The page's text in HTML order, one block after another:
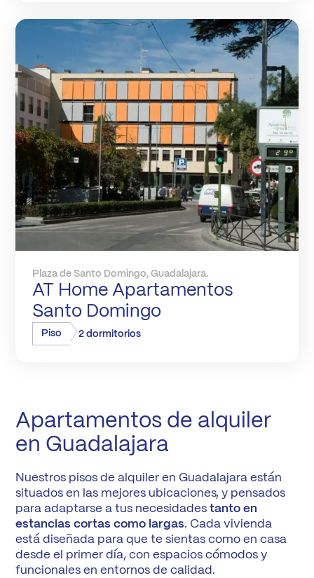
Plaza de Santo Domingo, Guadalajara.
AT Home Apartamentos
Santo Domingo
Piso 2 dormitorios
Apartamentos de alquiler
en Guadalajara
Nuestros pisos de alquiler en Guadalajara están
situados en las mejores ubicaciones, y pensados
para adaptarse a tus necesidadestanto en
estancias cortas como largas. Cada vivienda
está diseñada para que te sientas como en casa
desde el primer día, con espacios cómodos y
funcionales en entornos de calidad.